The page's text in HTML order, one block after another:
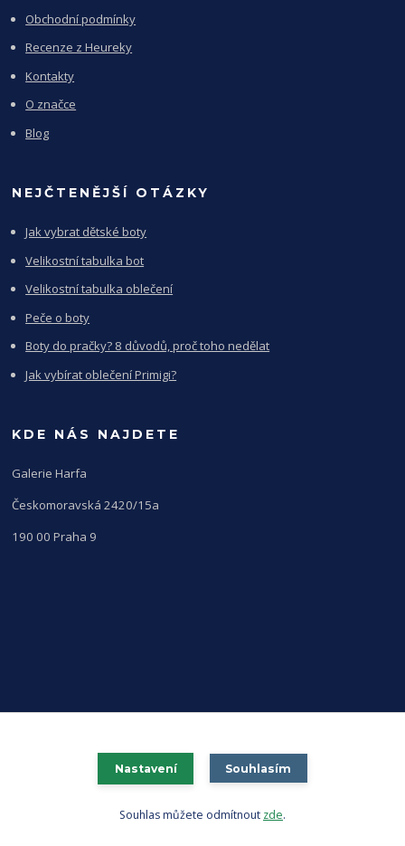
Obchodní podmínky
Recenze z Heureky
Kontakty
O značce
Blog
NEJČTENĚJŠÍ OTÁZKY
Jak vybrat dětské boty
Velikostní tabulka bot
Velikostní tabulka oblečení
Peče o boty
Boty do pračky? 8 důvodů, proč toho nedělat
Jak vybírat oblečení Primigi?
KDE NÁS NAJDETE
Galerie Harfa
Českomoravská 2420/15a
190 00 Praha 9
Nastavení Souhlasím
Souhlas můžete odmítnout zde.